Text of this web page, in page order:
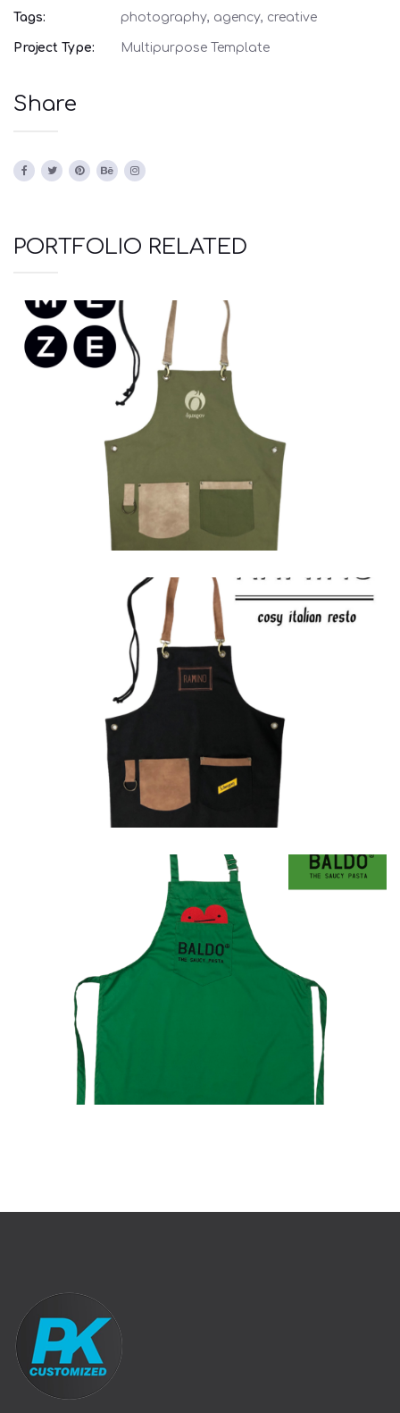
Tags: photography, agency, creative
Project Type: Multipurpose Template
Share
PORTFOLIO RELATED